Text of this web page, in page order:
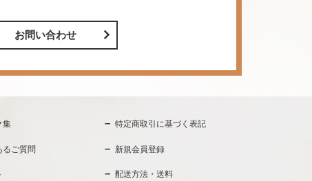
お問い合わせ
集 特定商取引に基づく表記
るご質問 新規会員登録
配送方法・送料